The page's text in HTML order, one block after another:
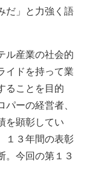
だ」と力強く語
ル産業の社会的
イドを持って業
ることを目的
ーの経営者、
を顕彰してい
１３年間の表彰
。今回の第１３